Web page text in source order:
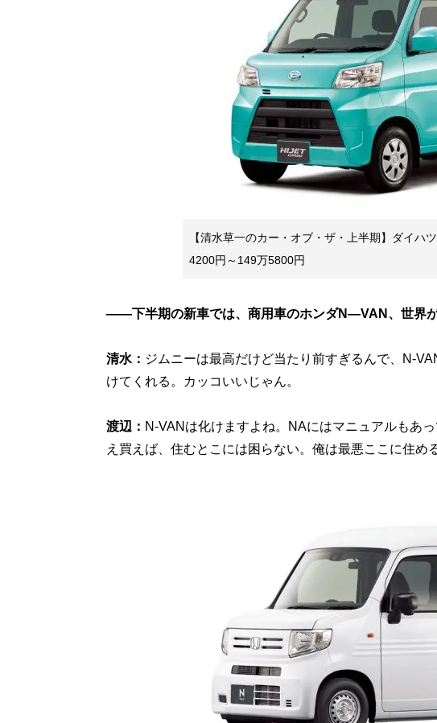
【清水草一のカー・オブ・ザ・上半期】ダイ
4200円～149万5800円
――下半期の新車では、商用車のホンダN―VAN、世界が
清水： ジムニーは最高だけど当たり前すぎるんで、N-
けてくれる。カッコいいじゃん。
渡辺： N-VANは化けますよね。NAにはマニュアルもあ
え買えば、住むとこには困らない。俺は最悪ここに住め